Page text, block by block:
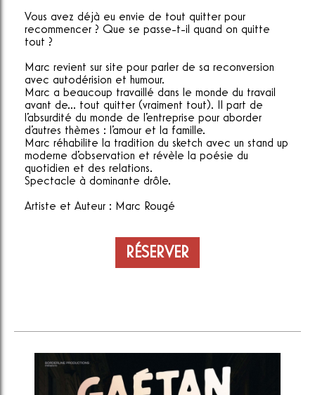
Vous avez déjà eu envie de tout quitter pour
recommencer ? Que se passe-t-il quand on quitte
tout ?
Marc revient sur site pour parler de sa reconversion
avec autodérision et humour.
Marc a beaucoup travaillé dans le monde du travail
avant de... tout quitter (vraiment tout). Il part de
l'absurdité du monde de l'entreprise pour aborder
d'autres thèmes : l'amour et la famille.
Marc réhabilite la tradition du sketch avec un stand up
moderne d'observation et révèle la poésie du
quotidien et des relations.
Spectacle à dominante drôle.
Artiste et Auteur : Marc Rougé
RÉSERVER